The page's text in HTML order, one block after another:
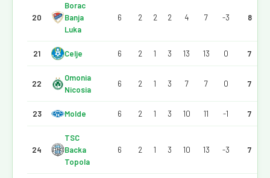
20
Borac
Banja
Luka
6 2 2 2 4 7 -3 8
21 Celje 6 2 1 3 13 13 0 7
22
Omonia
Nicosia
6 2 1 3 7 7 0 7
23 Molde 6 2 1 3 10 11 -1 7
24
TSC
Backa
Topola
6 2 1 3 10 13 -3 7